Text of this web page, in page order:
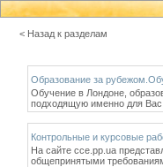
< Назад к разделам
Образование за
Обучение в Лондоне,
подходящую именно для
Контрольные и курсовые
На сайте cce.pp.ua
общепринятыми